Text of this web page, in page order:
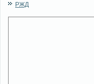
РЖД